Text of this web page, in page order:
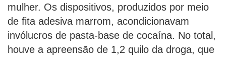
mulher. Os dispositivos, produzidos por meio
de fita adesiva marrom, acondicionavam
invólucros de pasta-base de cocaína. No total,
houve a apreensão de 1,2 quilo da droga, que